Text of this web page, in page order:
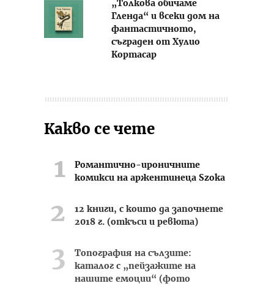
„Толкова обичаме
Гленда“ и всеки дом на
фантастичното,
съграден от Хулио
Кортасар
Какво се чете
Романтично-ироничните
комикси на аржентинеца Szoka
12 книги, с които да започнете
2018 г. (откъси и ревюта)
Топография на сълзите:
каталог с „пейзажите на
нашите емоции“ (фото